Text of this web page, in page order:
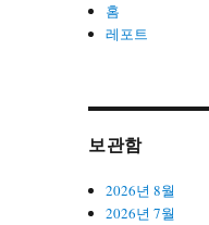
홈
레포트
보관함
2026년 8월
2026년 7월